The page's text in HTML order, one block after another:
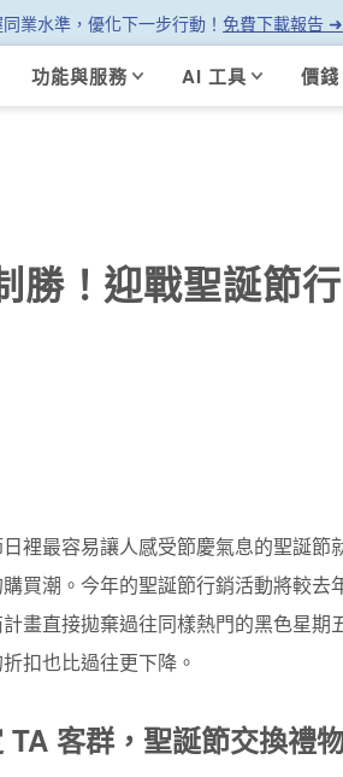
業水準，優化下一步行動！ 免費下載報告 ➜
功能與服務 AI 工具 價錢
勝！迎戰聖誕節行
裡最容易讓人感受節慶氣息的聖誕
買潮。今年的聖誕節行銷活動將較去
畫直接拋棄過往同樣熱門的黑色星期
扣也比過往更下降。
TA 客群，聖誕節交換禮